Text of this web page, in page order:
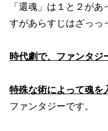
「還魂」は１と２が
すがあらすじはざっっ
時代劇で、ファンタジ
特殊な術によって魂を
ファンタジーです。